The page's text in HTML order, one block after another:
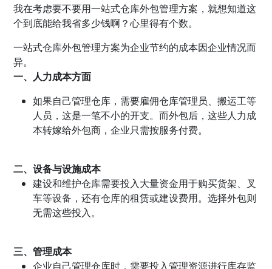
我在考虑要不要用一站式仓库外包管理方案，就想知道这
个到底能给我省多少钱啊？心里得有个数。
一站式仓库外包管理方案为企业节约的成本因企业情况而
异。
一、人力成本方面
如果自己管理仓库，需要雇佣仓库管理员、搬运工等
人员，这是一笔不小的开支。而外包后，这些人力成
本转嫁给外包商，企业只需按服务付费。
二、设备与设施成本
建设和维护仓库需要投入大量资金用于购买货架、叉
车等设备，还有仓库的租赁或建设费用。选择外包则
无需这些投入。
三、管理成本
企业自己管理仓库时，需要投入管理资源进行库存监